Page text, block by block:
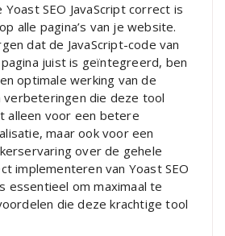
SEO JavaScript correct is
alle pagina’s van je website.
dat de JavaScript-code van
juist is geïntegreerd, ben
optimale werking van de
verbeteringen die deze tool
alleen voor een betere
maar ook voor een
over de gehele
implementeren van Yoast SEO
essentieel om maximaal te
die deze krachtige tool